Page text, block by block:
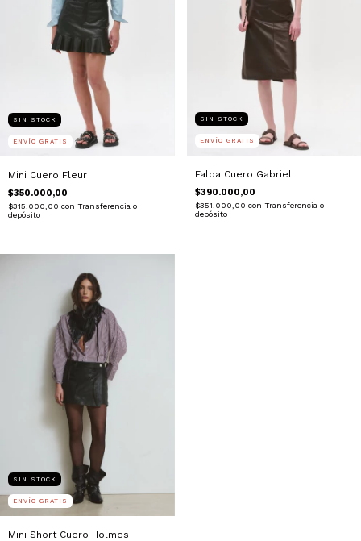
SIN STOCK
ENVÍO GRATIS
Mini Cuero Fleur
$350.000,00
$315.000,00 con Transferencia o
depósito
SIN STOCK
ENVÍO GRATIS
Falda Cuero Gabriel
$390.000,00
$351.000,00 con Transferencia o
depósito
SIN STOCK
ENVÍO GRATIS
Mini Short Cuero Holmes